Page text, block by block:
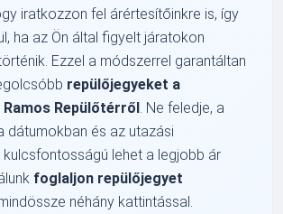
iratkozzon fel árértesítőinkre is, így
ha az Ön által figyelt járatokon
Ezzel a módszerrel garantáltan
repülőjegyeket a
Ramos Repülőtérről . Ne feledje, a
dátumokban és az utazási
lehet a legjobb ár
foglaljon repülőjegyet
néhány kattintással.